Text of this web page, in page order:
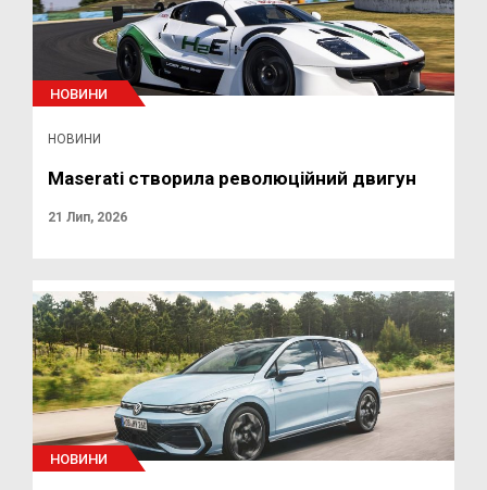
НОВИНИ
НОВИНИ
Maserati створила революційний двигун
21 Лип, 2026
НОВИНИ